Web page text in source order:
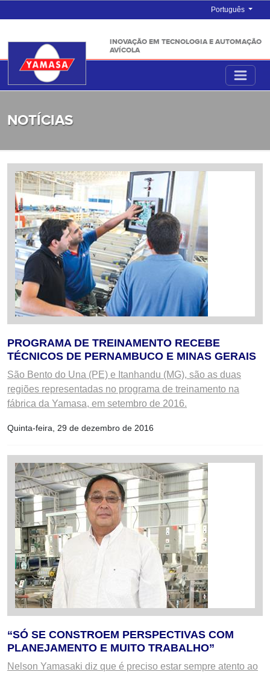
Português
INOVAÇÃO EM TECNOLOGIA E AUTOMAÇÃO
AVÍCOLA
NOTÍCIAS
PROGRAMA DE TREINAMENTO RECEBE
TÉCNICOS DE PERNAMBUCO E MINAS GERAIS
São Bento do Una (PE) e Itanhandu (MG), são as duas
regiões representadas no programa de treinamento na
fábrica da Yamasa, em setembro de 2016.
Quinta-feira, 29 de dezembro de 2016
“SÓ SE CONSTROEM PERSPECTIVAS COM
PLANEJAMENTO E MUITO TRABALHO”
Nelson Yamasaki diz que é preciso estar sempre atento ao